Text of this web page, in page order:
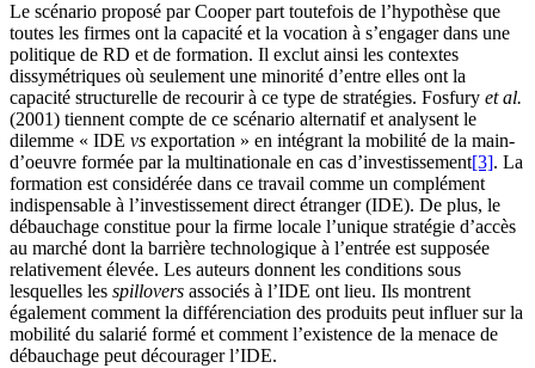
Le scénario proposé par Cooper part toutefois de l’hypothèse que
toutes les firmes ont la capacité et la vocation à s’engager dans une
politique de RD et de formation. Il exclut ainsi les contextes
dissymétriques où seulement une minorité d’entre elles ont la
capacité structurelle de recourir à ce type de stratégies. Fosfury et al.
(2001) tiennent compte de ce scénario alternatif et analysent le
dilemme « IDE vs exportation » en intégrant la mobilité de la main-
d’oeuvre formée par la multinationale en cas d’investissement[3]. La
formation est considérée dans ce travail comme un complément
indispensable à l’investissement direct étranger (IDE). De plus, le
débauchage constitue pour la firme locale l’unique stratégie d’accès
au marché dont la barrière technologique à l’entrée est supposée
relativement élevée. Les auteurs donnent les conditions sous
lesquelles les spillovers associés à l’IDE ont lieu. Ils montrent
également comment la différenciation des produits peut influer sur la
mobilité du salarié formé et comment l’existence de la menace de
débauchage peut décourager l’IDE.